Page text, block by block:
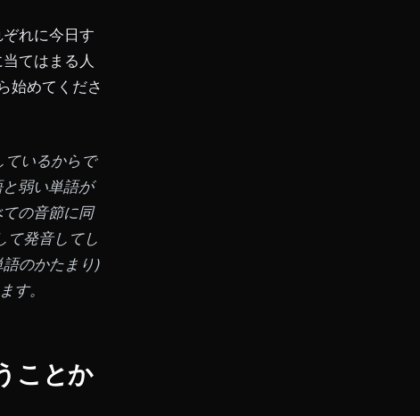
れに今日す
てはまる人
始めてくださ
ているからで
弱い単語が
の音節に同
て発音してし
のかたまり)
す。
ことか